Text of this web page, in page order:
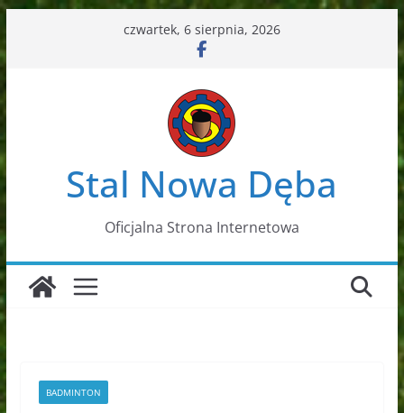
czwartek, 6 sierpnia, 2026
Stal Nowa Dęba
Oficjalna Strona Internetowa
BADMINTON